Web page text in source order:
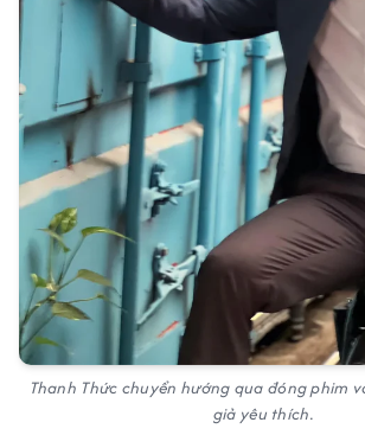
Thanh Thức chuyển hướng qua đóng phim
giả yêu thích.